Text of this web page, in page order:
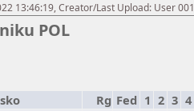
13:46:19, Creator/Last Upload: User 001
POL
Rg Fed 1 2 3 4